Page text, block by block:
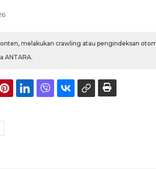
melakukan crawling atau pengindeksan
ANTARA.